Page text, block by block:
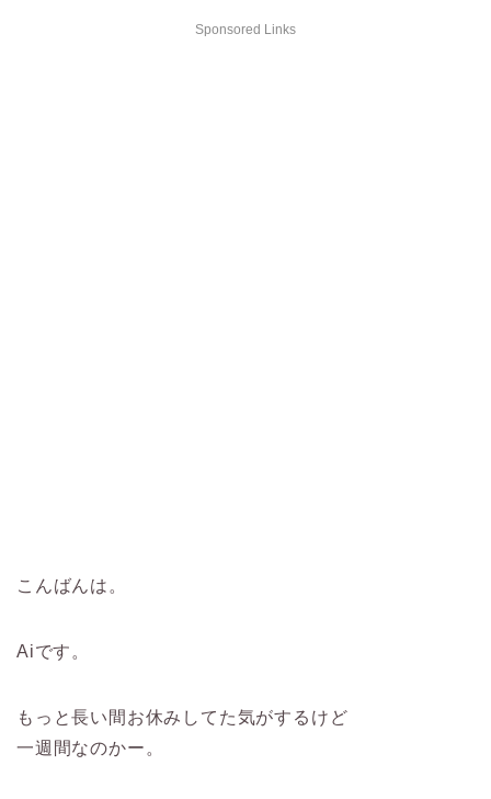
Sponsored Links
こんばんは。
Aiです。
もっと長い間お休みしてた気がするけど
一週間なのかー。